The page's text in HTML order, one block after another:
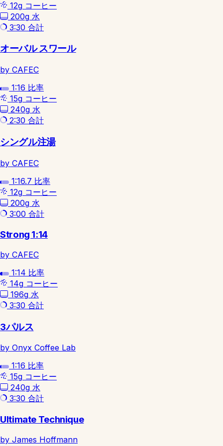
12g コーヒー
200g 水
3:30 合計
オーバル スワール
by CAFEC
1:16 比率
15g コーヒー
240g 水
2:30 合計
シングル注湯
by CAFEC
1:16.7 比率
12g コーヒー
200g 水
3:00 合計
Strong 1:14
by CAFEC
1:14 比率
14g コーヒー
196g 水
3:30 合計
3パルス
by Onyx Coffee Lab
1:16 比率
15g コーヒー
240g 水
3:30 合計
Ultimate Technique
by James Hoffmann